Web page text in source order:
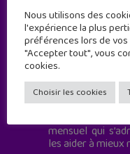
Geek Junior est
à destination des
mensuel qui
les aider à
Nous utilisons des
l'expérience la plus
préférences lors de
"Accepter tout", vous
cookies.
Choisir les cookies